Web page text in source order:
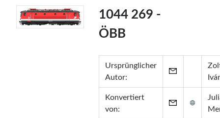
Home Assistant
Modellbahn
1044 269 -
ÖBB
Ursprünglicher
Autor:
Konvertiert
von: